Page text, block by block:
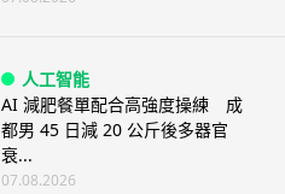
人工智能
AI 減肥餐單配合高強度操練 成
都男 45 日減 20 公斤後多器官
衰...
07.08.2026